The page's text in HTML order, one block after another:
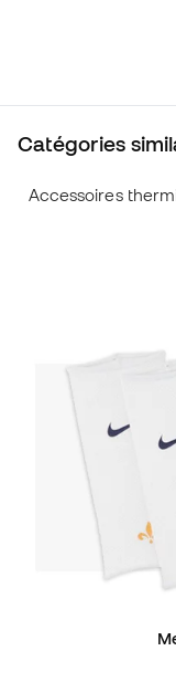
Catégories
Accessoires